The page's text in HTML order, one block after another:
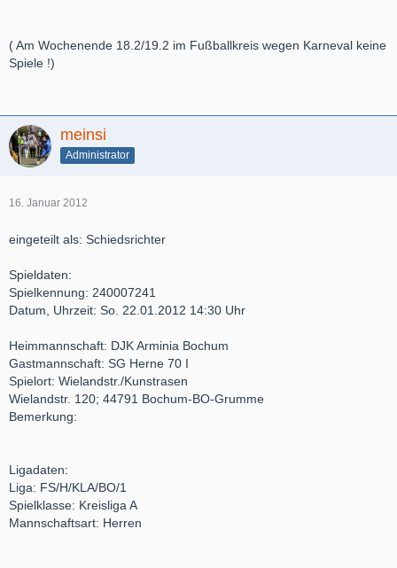
( Am Wochenende 18.2/19.2 im Fußballkreis wegen Karneval keine
Spiele !)
meinsi
Administrator
16. Januar 2012
eingeteilt als: Schiedsrichter
Spieldaten:
Spielkennung: 240007241
Datum, Uhrzeit: So. 22.01.2012 14:30 Uhr
Heimmannschaft: DJK Arminia Bochum
Gastmannschaft: SG Herne 70 I
Spielort: Wielandstr./Kunstrasen
Wielandstr. 120; 44791 Bochum-BO-Grumme
Bemerkung:
Ligadaten:
Liga: FS/H/KLA/BO/1
Spielklasse: Kreisliga A
Mannschaftsart: Herren